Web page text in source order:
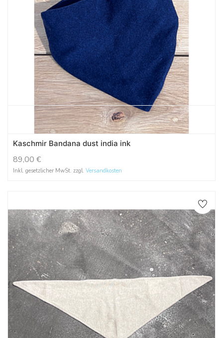
Kaschmir Bandana dust india ink
89,00 €
Inkl. gesetzlicher MwSt. zzgl. Versandkosten